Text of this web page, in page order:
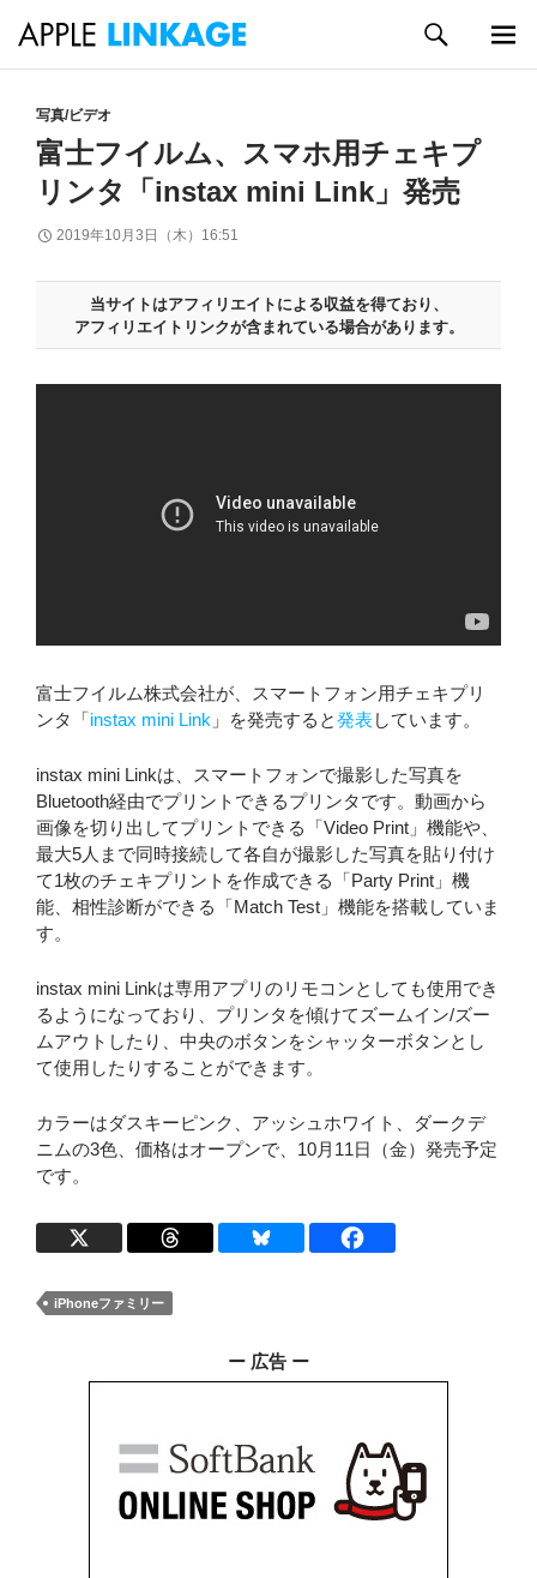
索
写真/ビデオ
富士フイルム、スマホ用チェキプ
リンタ「instax mini Link」発売
2019年10月3日（木）16:51
当サイトはアフィリエイトによる収益を得ており、
アフィリエイトリンクが含まれている場合があります。
富士フイルム株式会社が、スマートフォン用チェキプリ
ンタ「instax mini Link 」を発売すると発表しています。
instax mini Linkは、スマートフォンで撮影した写真を
Bluetooth経由でプリントできるプリンタです。動画から
画像を切り出してプリントできる「Video Print」機能や、
最大5人まで同時接続して各自が撮影した写真を貼り付け
て1枚のチェキプリントを作成できる「Party Print」機
能、相性診断ができる「Match Test」機能を搭載していま
す。
instax mini Linkは専用アプリのリモコンとしても使用でき
るようになっており、プリンタを傾けてズームイン/ズー
ムアウトしたり、中央のボタンをシャッターボタンとし
て使用したりすることができます。
カラーはダスキーピンク、アッシュホワイト、ダークデ
ニムの3色、価格はオープンで、10月11日（金）発売予定
です。
iPhoneファミリー
ー 広告 ー